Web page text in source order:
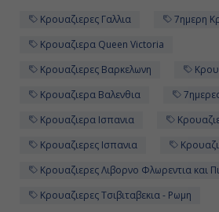
Κρουαζιερες Γαλλια
7ημερη
Κρουαζιερα Queen Victoria
Κρουαζιερες Βαρκελωνη
Κρουαζιερα Βαλενθια
Κρουαζιερα Ισπανια
Κρουαζιερες Ισπανια
Κρουαζιερες Λιβορνο Φλωρεντια και
Κρουαζιερες Τσιβιταβεκια - Ρωμη